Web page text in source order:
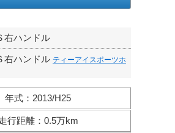
右ハンドル
右ハンドル ティーアイスポーツホ
年式 ： 2013/H25
行距離： 0.5万km